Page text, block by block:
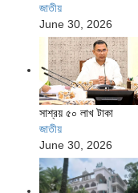
জাতীয়
June 30, 2026
সাশ্রয় ৫০ লাখ টাকা
জাতীয়
June 30, 2026